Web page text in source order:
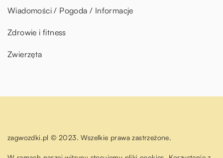
Wiadomości / Pogoda / Informacje
Zdrowie i fitness
Zwierzęta
zagwozdki.pl © 2023. Wszelkie prawa zastrzeżone.